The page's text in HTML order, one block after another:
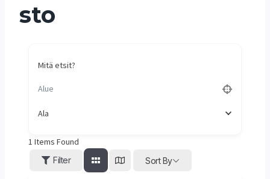
sto
Mitä etsit?
Ala
1 Items Found
Filter Sort By